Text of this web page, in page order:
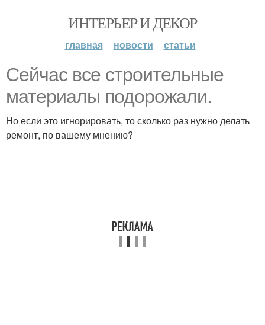
ИНТЕРЬЕР И ДЕКОР
главная новости статьи
Сейчас все строительные
материалы подорожали.
Но если это игнорировать, то сколько раз нужно делать
ремонт, по вашему мнению?